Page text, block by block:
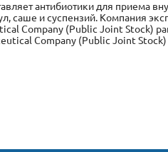
антибиотики для приема
саше и суспензий. Компания
Company (Public Joint Stock)
Company (Public Joint